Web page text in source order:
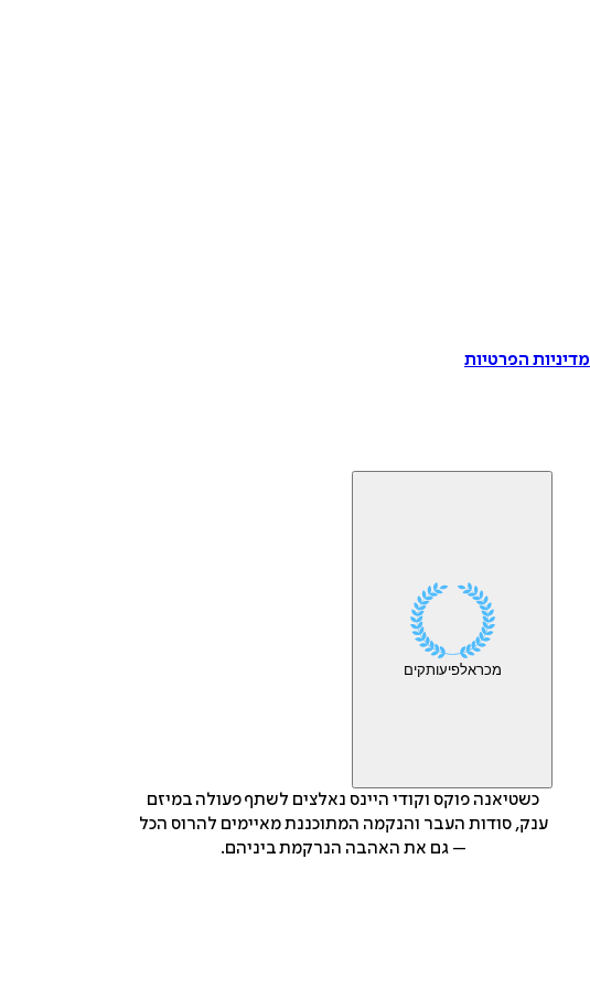
הפרטיות
מכראלפיעותקים
כשטיאנה פוקס וקודי היינס נאלצים לשתף פעולה במיזם
ענק, סודות העבר והנקמה המתוכננת מאיימים להרוס הכל
– גם את האהבה הנרקמת ביניהם.